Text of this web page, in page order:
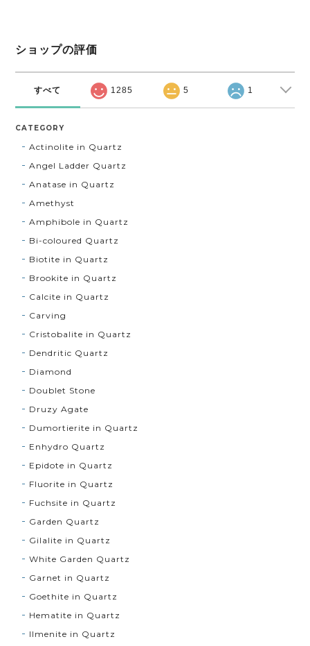
ショップの評価
すべて 1285 5 1
CATEGORY
Actinolite in Quartz
Angel Ladder Quartz
Anatase in Quartz
Amethyst
Amphibole in Quartz
Bi-coloured Quartz
Biotite in Quartz
Brookite in Quartz
Calcite in Quartz
Carving
Cristobalite in Quartz
Dendritic Quartz
Diamond
Doublet Stone
Druzy Agate
Dumortierite in Quartz
Enhydro Quartz
Epidote in Quartz
Fluorite in Quartz
Fuchsite in Quartz
Garden Quartz
Gilalite in Quartz
White Garden Quartz
Garnet in Quartz
Goethite in Quartz
Hematite in Quartz
Ilmenite in Quartz